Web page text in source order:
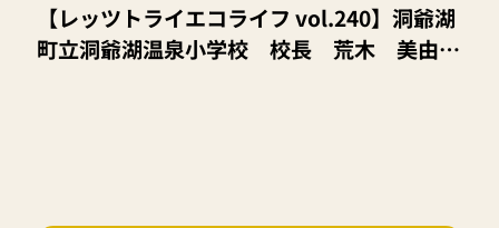
【レッツトライエコライフ vol.240】洞爺湖
町立洞爺湖温泉小学校 校長 荒木 美由